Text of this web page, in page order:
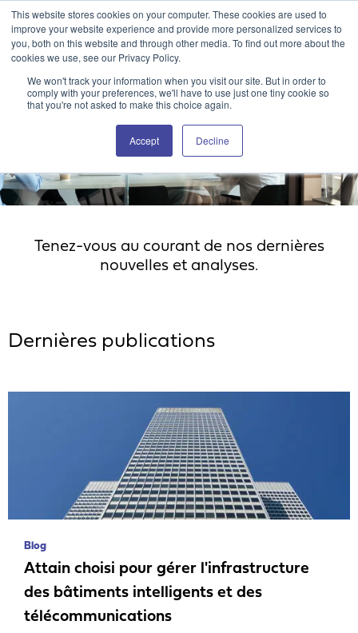
This website stores cookies on your computer. These cookies are used to
improve your website experience and provide more personalized services to
you, both on this website and through other media. To find out more about the
cookies we use, see our Privacy Policy.
We won't track your information when you visit our site. But in order to
comply with your preferences, we'll have to use just one tiny cookie so
that you're not asked to make this choice again.
Accept Decline
Portail client Attain360 Nous contacter EN
Actualités et analyses
Tenez-vous au courant de nos dernières
nouvelles et analyses.
Dernières publications
Blog
Attain choisi pour gérer l'infrastructure
des bâtiments intelligents et des
télécommunications